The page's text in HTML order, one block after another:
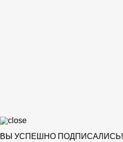
ВЫ УСПЕШНО ПОДПИСАЛИСЬ!